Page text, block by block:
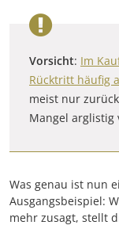
Vorsicht: Im
Rücktritt häufig
meist nur
Mangel arglistig
Was genau ist nun
Ausgangsbeispiel:
mehr zusagt, stellt